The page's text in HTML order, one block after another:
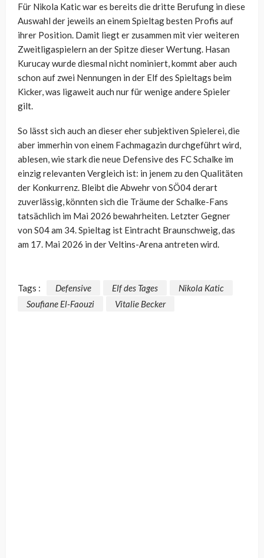
Für Nikola Katic war es bereits die dritte Berufung in diese
Auswahl der jeweils an einem Spieltag besten Profis auf
ihrer Position. Damit liegt er zusammen mit vier weiteren
Zweitligaspielern an der Spitze dieser Wertung. Hasan
Kurucay wurde diesmal nicht nominiert, kommt aber auch
schon auf zwei Nennungen in der Elf des Spieltags beim
Kicker, was ligaweit auch nur für wenige andere Spieler
gilt.
So lässt sich auch an dieser eher subjektiven Spielerei, die
aber immerhin von einem Fachmagazin durchgeführt wird,
ablesen, wie stark die neue Defensive des FC Schalke im
einzig relevanten Vergleich ist: in jenem zu den Qualitäten
der Konkurrenz. Bleibt die Abwehr von SÖ04 derart
zuverlässig, könnten sich die Träume der Schalke-Fans
tatsächlich im Mai 2026 bewahrheiten. Letzter Gegner
von S04 am 34. Spieltag ist Eintracht Braunschweig, das
am 17. Mai 2026 in der Veltins-Arena antreten wird.
Tags : Defensive Elf des Tages
Nikola Katic
Soufiane El-Faouzi
Vitalie Becker